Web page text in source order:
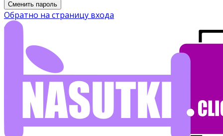
Сменить пароль
Обратно на страницу входа